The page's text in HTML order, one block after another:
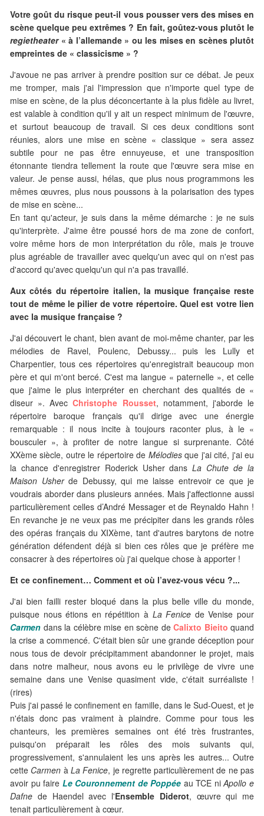
Votre goût du risque peut-il vous pousser vers des mises en
scène quelque peu extrêmes ? En fait, goûtez-vous plutôt le
regietheater« à l’allemande » ou les mises en scènes plutôt
empreintes de « classicisme » ?
J'avoue ne pas arriver à prendre position sur ce débat. Je peux
me tromper, mais j'ai l'impression que n'importe quel type de
mise en scène, de la plus déconcertante à la plus fidèle au livret,
est valable à condition qu'il y ait un respect minimum de l'œuvre,
et surtout beaucoup de travail. Si ces deux conditions sont
réunies, alors une mise en scène « classique » sera assez
subtile pour ne pas être ennuyeuse, et une transposition
étonnante tiendra tellement la route que l'œuvre sera mise en
valeur. Je pense aussi, hélas, que plus nous programmons les
mêmes œuvres, plus nous poussons à la polarisation des types
de mise en scène...
En tant qu'acteur, je suis dans la même démarche : je ne suis
qu'interprète. J'aime être poussé hors de ma zone de confort,
voire même hors de mon interprétation du rôle, mais je trouve
plus agréable de travailler avec quelqu'un avec qui on n'est pas
d'accord qu'avec quelqu'un qui n'a pas travaillé.
Aux côtés du répertoire italien, la musique française reste
tout de même le pilier de votre répertoire. Quel est votre lien
avec la musique française ?
J'ai découvert le chant, bien avant de moi-même chanter, par les
mélodies de Ravel, Poulenc, Debussy... puis les Lully et
Charpentier, tous ces répertoires qu'enregistrait beaucoup mon
père et qui m'ont bercé. C'est ma langue « paternelle », et celle
que j'aime le plus interpréter en cherchant des qualités de «
diseur ». AvecChristophe Rousset, notamment, j'aborde le
répertoire baroque français qu'il dirige avec une énergie
remarquable : il nous incite à toujours raconter plus, à le «
bousculer », à profiter de notre langue si surprenante. Côté
XXème siècle, outre le répertoire de Mélodiesque j'ai cité, j'ai eu
la chance d'enregistrer Roderick Usher dansLa Chute de la
Maison Usherde Debussy, qui me laisse entrevoir ce que je
voudrais aborder dans plusieurs années. Mais j'affectionne aussi
particulièrement celles d’André Messager et de Reynaldo Hahn !
En revanche je ne veux pas me précipiter dans les grands rôles
des opéras français du XIXème, tant d'autres barytons de notre
génération défendent déjà si bien ces rôles que je préfère me
consacrer à des répertoires où j'ai quelque chose à apporter !
Et ce confinement… Comment et où l’avez-vous vécu ?...
J'ai bien failli rester bloqué dans la plus belle ville du monde,
puisque nous étions en répétition à La Fenice de Venise pour
Carmen dans la célèbre mise en scène de Calixto Bieito quand
la crise a commencé. C'était bien sûr une grande déception pour
nous tous de devoir précipitamment abandonner le projet, mais
dans notre malheur, nous avons eu le privilège de vivre une
semaine dans une Venise quasiment vide, c'était surréaliste !
(rires)
Puis j'ai passé le confinement en famille, dans le Sud-Ouest, et je
n'étais donc pas vraiment à plaindre. Comme pour tous les
chanteurs, les premières semaines ont été très frustrantes,
puisqu'on préparait les rôles des mois suivants qui,
progressivement, s'annulaient les uns après les autres... Outre
cette Carmen à La Fenice, je regrette particulièrement de ne pas
avoir pu faire Le Couronnement de Poppée au TCE niApollo e
Dafne de Haendel avec l'Ensemble Diderot, œuvre qui me
tenait particulièrement à cœur.